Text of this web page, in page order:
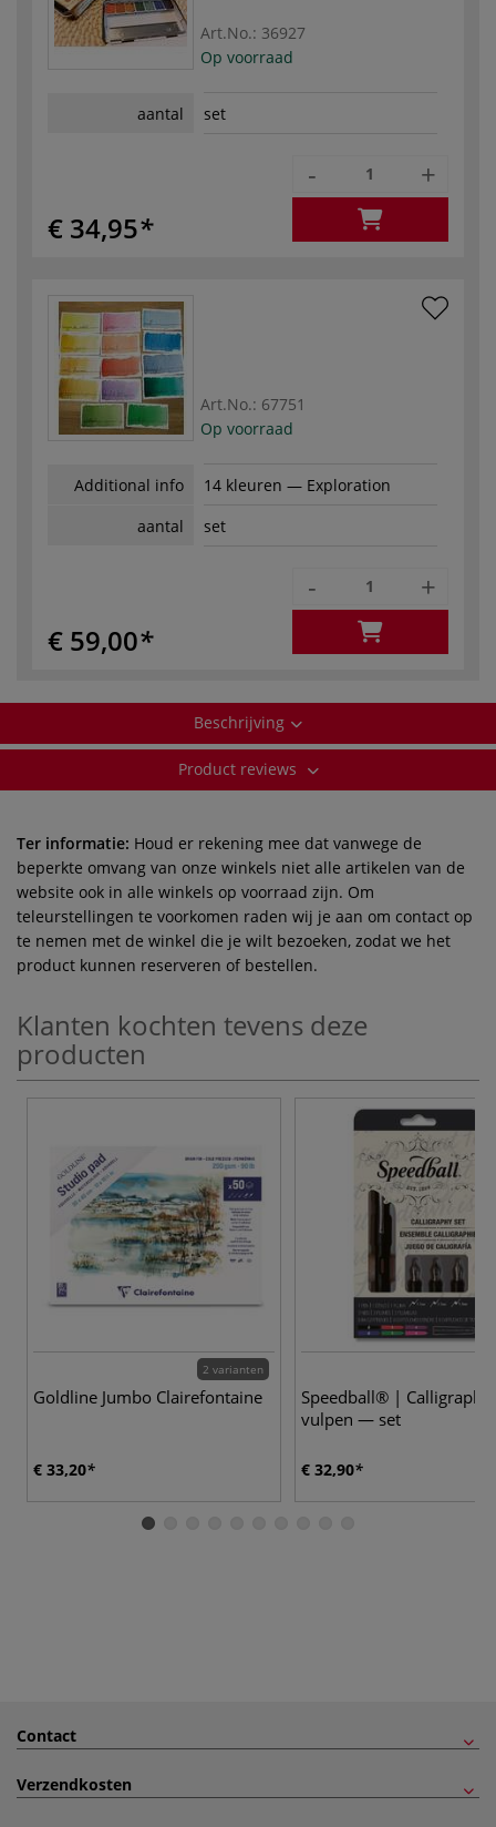
Art.No.: 36927
Op voorraad
aantal set
€ 34,95
- +
Art.No.: 67751
Op voorraad
Additional info
14 kleuren — Exploration
aantal
set
€ 59,00
- +
Beschrijving
Product reviews
Ter informatie: Houd er rekening mee dat vanwege de
beperkte omvang van onze winkels niet alle artikelen van de
website ook in alle winkels op voorraad zijn. Om
teleurstellingen te voorkomen raden wij je aan om contact op
te nemen met de winkel die je wilt bezoeken, zodat we het
product kunnen reserveren of bestellen.
Klanten kochten tevens deze
producten
2 varianten
Goldline Jumbo Clairefontaine
€ 33,20
Speedball® | Calligraphy
vulpen — set
€ 32,90
Contact
Verzendkosten